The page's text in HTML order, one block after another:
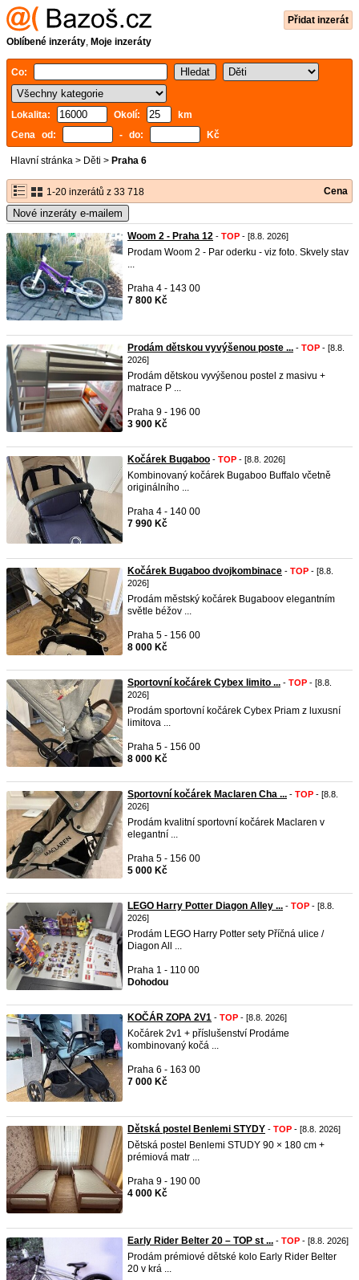
Přidat inzerát
Oblíbené inzeráty, Moje inzeráty
Co:
Lokalita: Okolí:
km
Cena od:
- do: Kč
Hlavní stránka > Děti > Praha 6
1-20 inzerátů z 33 718 Cena
Nové inzeráty e-mailem
Woom 2 - Praha 12 - TOP - [8.8. 2026]
Prodam Woom 2 - Par oderku - viz foto. Skvely stav
...
Praha 4 - 143 00
7 800 Kč
Prodám dětskou vyvýšenou poste ... - TOP - [8.8.
2026]
Prodám dětskou vyvýšenou postel z masivu +
matrace P ...
Praha 9 - 196 00
3 900 Kč
Kočárek Bugaboo - TOP - [8.8. 2026]
Kombinovaný kočárek Bugaboo Buffalo včetně
originálního ...
Praha 4 - 140 00
7 990 Kč
Kočárek Bugaboo dvojkombinace - TOP - [8.8.
2026]
Prodám městský kočárek Bugaboov elegantním
světle béžov ...
Praha 5 - 156 00
8 000 Kč
Sportovní kočárek Cybex limito ... - TOP - [8.8.
2026]
Prodám sportovní kočárek Cybex Priam z luxusní
limitova ...
Praha 5 - 156 00
8 000 Kč
Sportovní kočárek Maclaren Cha ... - TOP - [8.8.
2026]
Prodám kvalitní sportovní kočárek Maclaren v
elegantní ...
Praha 5 - 156 00
5 000 Kč
LEGO Harry Potter Diagon Alley ... - TOP - [8.8.
2026]
Prodám LEGO Harry Potter sety Příčná ulice /
Diagon All ...
Praha 1 - 110 00
Dohodou
KOČÁR ZOPA 2V1 - TOP - [8.8. 2026]
Kočárek 2v1 + příslušenství Prodáme
kombinovaný kočá ...
Praha 6 - 163 00
7 000 Kč
Dětská postel Benlemi STYDY - TOP - [8.8. 2026]
Dětská postel Benlemi STUDY 90 × 180 cm +
prémiová matr ...
Praha 9 - 190 00
4 000 Kč
Early Rider Belter 20 – TOP st ... - TOP - [8.8. 2026]
Prodám prémiové dětské kolo Early Rider Belter
20 v krá ...